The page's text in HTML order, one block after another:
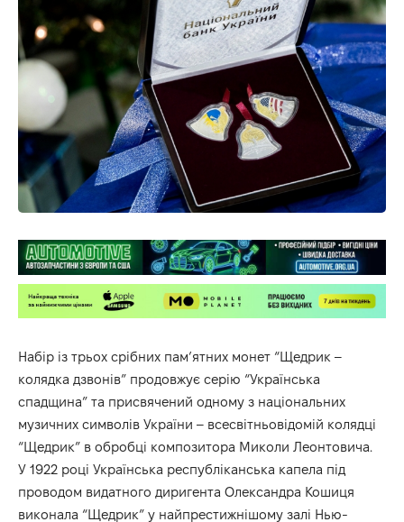
Набір із трьох срібних пам’ятних монет “Щедрик –
колядка дзвонів” продовжує серію “Українська
спадщина” та присвячений одному з національних
музичних символів України – всесвітньовідомій колядці
“Щедрик” в обробці композитора Миколи Леонтовича.
У 1922 році Українська республіканська капела під
проводом видатного диригента Олександра Кошиця
виконала “Щедрик” у найпрестижнішому залі Нью-